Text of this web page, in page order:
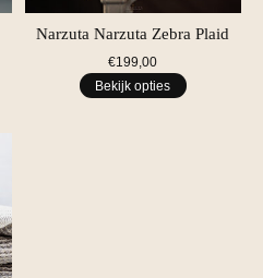
Narzuta Narzuta Zebra Plaid
€199,00
Bekijk opties